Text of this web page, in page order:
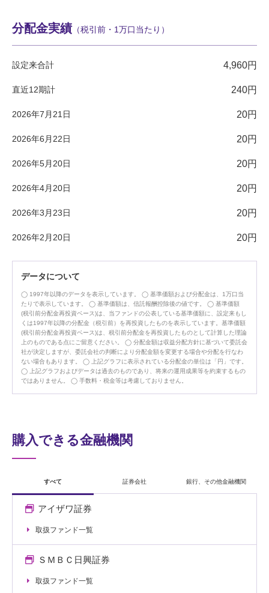
分配金実績（税引前・1万口当たり）
設定来合計 4,960円
直近12期計 240円
2026年7月21日 20円
2026年6月22日 20円
2026年5月20日 20円
2026年4月20日 20円
2026年3月23日 20円
2026年2月20日 20円
データについて
1997年以降のデータを表示しています。
基準価額および分配金は、1万口当
たりで表示しています。
基準価額は、信託報酬控除後の値です。
基準価額
(税引前分配金再投資ベース)は、当ファンドの公表している基準価額に、設定来もし
くは1997年以降の分配金（税引前）を再投資したものを表示しています。基準価額
(税引前分配金再投資ベース)は、税引前分配金を再投資したものとして計算した理論
上のものである点にご留意ください。
分配金額は収益分配方針に基づいて委託会
社が決定しますが、委託会社の判断により分配金額を変更する場合や分配を行なわ
ない場合もあります。
上記グラフに表示されている分配金の単位は「円」です。
上記グラフおよびデータは過去のものであり、将来の運用成果等を約束するもの
ではありません。
手数料・税金等は考慮しておりません。
購入できる金融機関
すべて 証券会社 銀行、その他金融機関
アイザワ証券
取扱ファンド一覧
ＳＭＢＣ日興証券
取扱ファンド一覧